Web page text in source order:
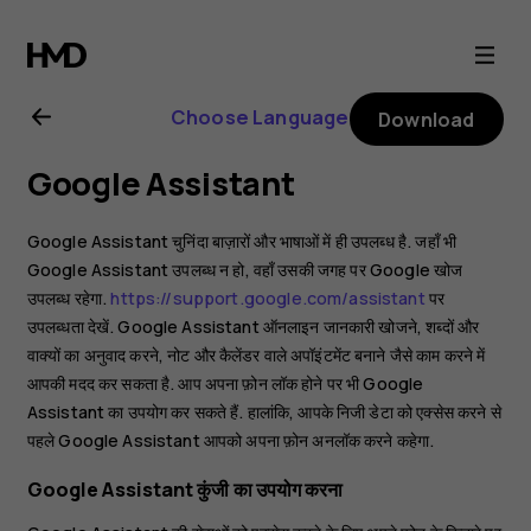
Nokia
6.2
user
guide
Choose Language Download
Google Assistant
Google Assistant चुनिंदा बाज़ारों और भाषाओं में ही उपलब्ध है. जहाँ भी
Google Assistant उपलब्ध न हो, वहाँ उसकी जगह पर Google खोज
उपलब्ध रहेगा. https://support.google.com/assistant पर
उपलब्धता देखें. Google Assistant ऑनलाइन जानकारी खोजने, शब्दों और
वाक्यों का अनुवाद करने, नोट और कैलेंडर वाले अपॉइंटमेंट बनाने जैसे काम करने में
आपकी मदद कर सकता है. आप अपना फ़ोन लॉक होने पर भी Google
Assistant का उपयोग कर सकते हैं. हालांकि, आपके निजी डेटा को एक्सेस करने से
पहले Google Assistant आपको अपना फ़ोन अनलॉक करने कहेगा.
Google Assistant कुंजी का उपयोग करना